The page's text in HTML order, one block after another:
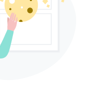
de publicidad en los
tu campo de acción.
que se emplean para posicionar